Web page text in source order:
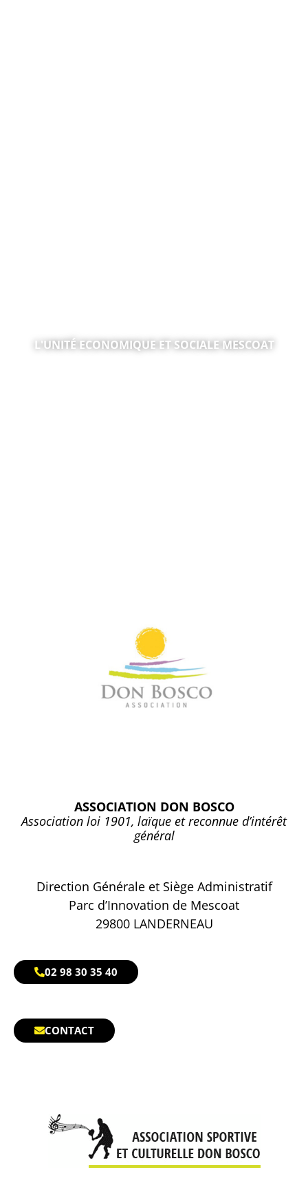
L'UNITÉ ECONOMIQUE ET SOCIALE MESCOAT
ASSOCIATION DON BOSCO
Association loi 1901, laïque et reconnue d’intérêt
général
Direction Générale et Siège Administratif
Parc d’Innovation de Mescoat
29800 LANDERNEAU
02 98 30 35 40
CONTACT